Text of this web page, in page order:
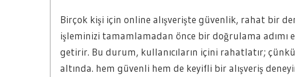
Birçok kişi için online alışverişte güvenlik, rahat bir
işleminizi tamamlamadan önce bir doğrulama adımı
getirir. Bu durum, kullanıcıların içini rahatlatır;
altında. hem güvenli hem de keyifli bir alışveriş